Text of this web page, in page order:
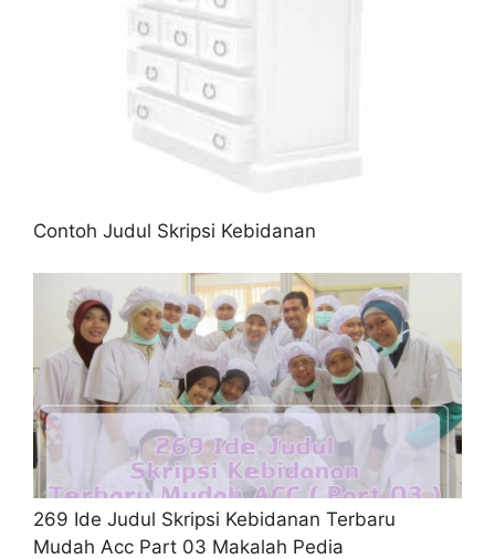
Contoh Judul Skripsi Kebidanan
269 Ide Judul Skripsi Kebidanan Terbaru
Mudah Acc Part 03 Makalah Pedia